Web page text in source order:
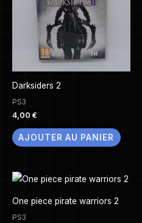
Darksiders 2
PS3
4,00 €
AJOUTER AU PANIER
One piece pirate warriors 2
PS3